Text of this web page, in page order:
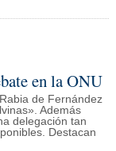
en la ONU
de Fernández
Además
delegación tan
Destacan